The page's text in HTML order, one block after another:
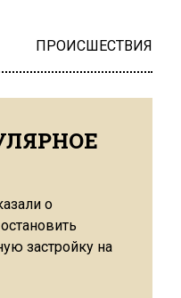
ПРОИСШЕСТВИЯ